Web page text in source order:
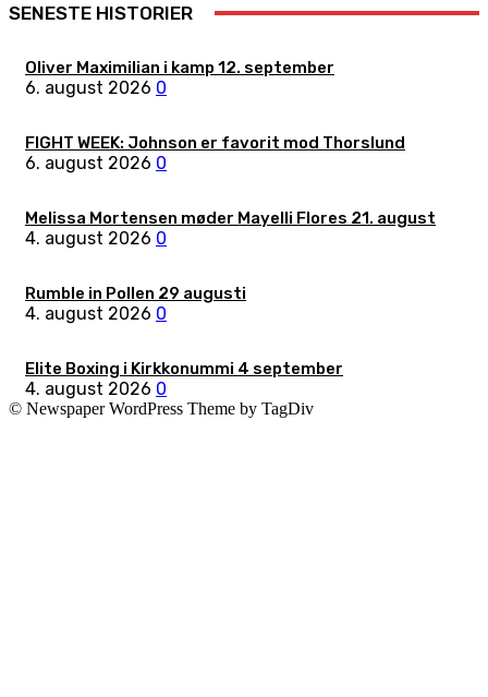
SENESTE HISTORIER
Oliver Maximilian i kamp 12. september
6. august 2026 0
FIGHT WEEK: Johnson er favorit mod Thorslund
6. august 2026 0
Melissa Mortensen møder Mayelli Flores 21. august
4. august 2026 0
Rumble in Pollen 29 augusti
4. august 2026 0
Elite Boxing i Kirkkonummi 4 september
4. august 2026 0
© Newspaper WordPress Theme by TagDiv